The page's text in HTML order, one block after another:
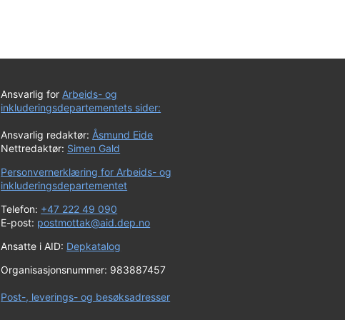
Ansvarlig for Arbeids- og
inkluderingsdepartementets sider:
Ansvarlig redaktør: Åsmund Eide
Nettredaktør: Simen Gald
Personvernerklæring for Arbeids- og
inkluderingsdepartementet
Telefon: +47 222 49 090
E-post: postmottak@aid.dep.no
Ansatte i AID: Depkatalog
Organisasjonsnummer: 983887457
Post-, leverings- og besøksadresser